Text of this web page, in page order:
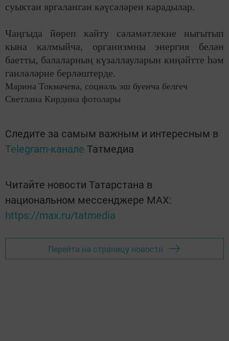
суыктан яргаланган кәүсәләрен карадылар.
Чаңгыда йөреп кайту сәламәтлекне ныгытып
кына калмыйча, организмны энергия белән
баетты, балаларның күзаллауларын киңәйтте һәм
гаиләләрне берләштерде.
Марина Токмачева, социаль эш буенча белгеч
Светлана Кирдина фотолары
Следите за самым важным и интересным в
Telegram-канале Татмедиа
Читайте новости Татарстана в
национальном мессенджере MАХ:
https://max.ru/tatmedia
Перейти на страницу новости